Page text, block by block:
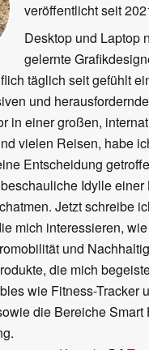
veröffentlichtseit
Desktop und Laptop
gelernte
täglich seit gefühlt
und
in einer großen,
vielen Reisen, habe
Entscheidung
Idylle einer
Jetzt schreibe
mich interessieren,
und
die mich
wie Fitness-Tracker
die Bereiche Smart